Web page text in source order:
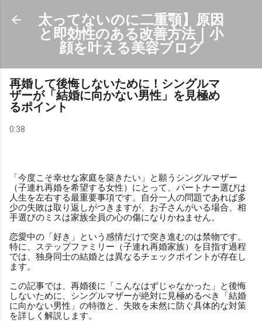
スキップしてメイン コンテンツに移動
太ってないのに二重顎】原因
と即効性のある改善方法｜小
顔を叶える美容ブログ
再婚して後悔しないために！シングルマ
ザーが「結婚に向かない男性」を見極め
るポイント
0:38
「今度こそ幸せな家庭を築きたい」と願うシングルマザー
（子連れ再婚を希望する女性）にとって、パートナー選びは
人生を左右する最重要事項です。自分一人の問題であれば多
少の失敗は取り返しがつきますが、お子さんがいる場合、相
手選びのミスは家族全員の心の傷になりかねません。
恋愛中の「好き」という感情だけで突き進むのは禁物です。
特に、ステップファミリー（子連れ再婚家族）を目指す過程
では、独身同士の結婚とは異なるチェックポイントが存在し
ます。
この記事では、再婚後に「こんなはずじゃなかった」と後悔
しないために、シングルマザーが絶対に見極めるべき「結婚
に向かない男性」の特徴と、失敗を未然に防ぐ具体的な対策
を詳しく解説します。